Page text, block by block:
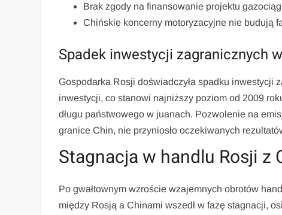
Brak zgody na finansowanie projektu
Chińskie koncerny motoryzacyjne nie budują
Spadek inwestycji zagranicznych
Gospodarka Rosji doświadczyła spadku inwestycji
inwestycji, co stanowi najniższy poziom od 2009
długu państwowego w juanach. Pozwolenie na
granice Chin, nie przyniosło oczekiwanych
Stagnacja w handlu Rosji z
Po gwałtownym wzroście wzajemnych obrotów
między Rosją a Chinami wszedł w fazę stagnacji,